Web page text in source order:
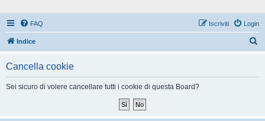
FAQ Login
Iscriviti
Indice
Cancella cookie
Sei sicuro di volere cancellare tutti i cookie di questa Board?